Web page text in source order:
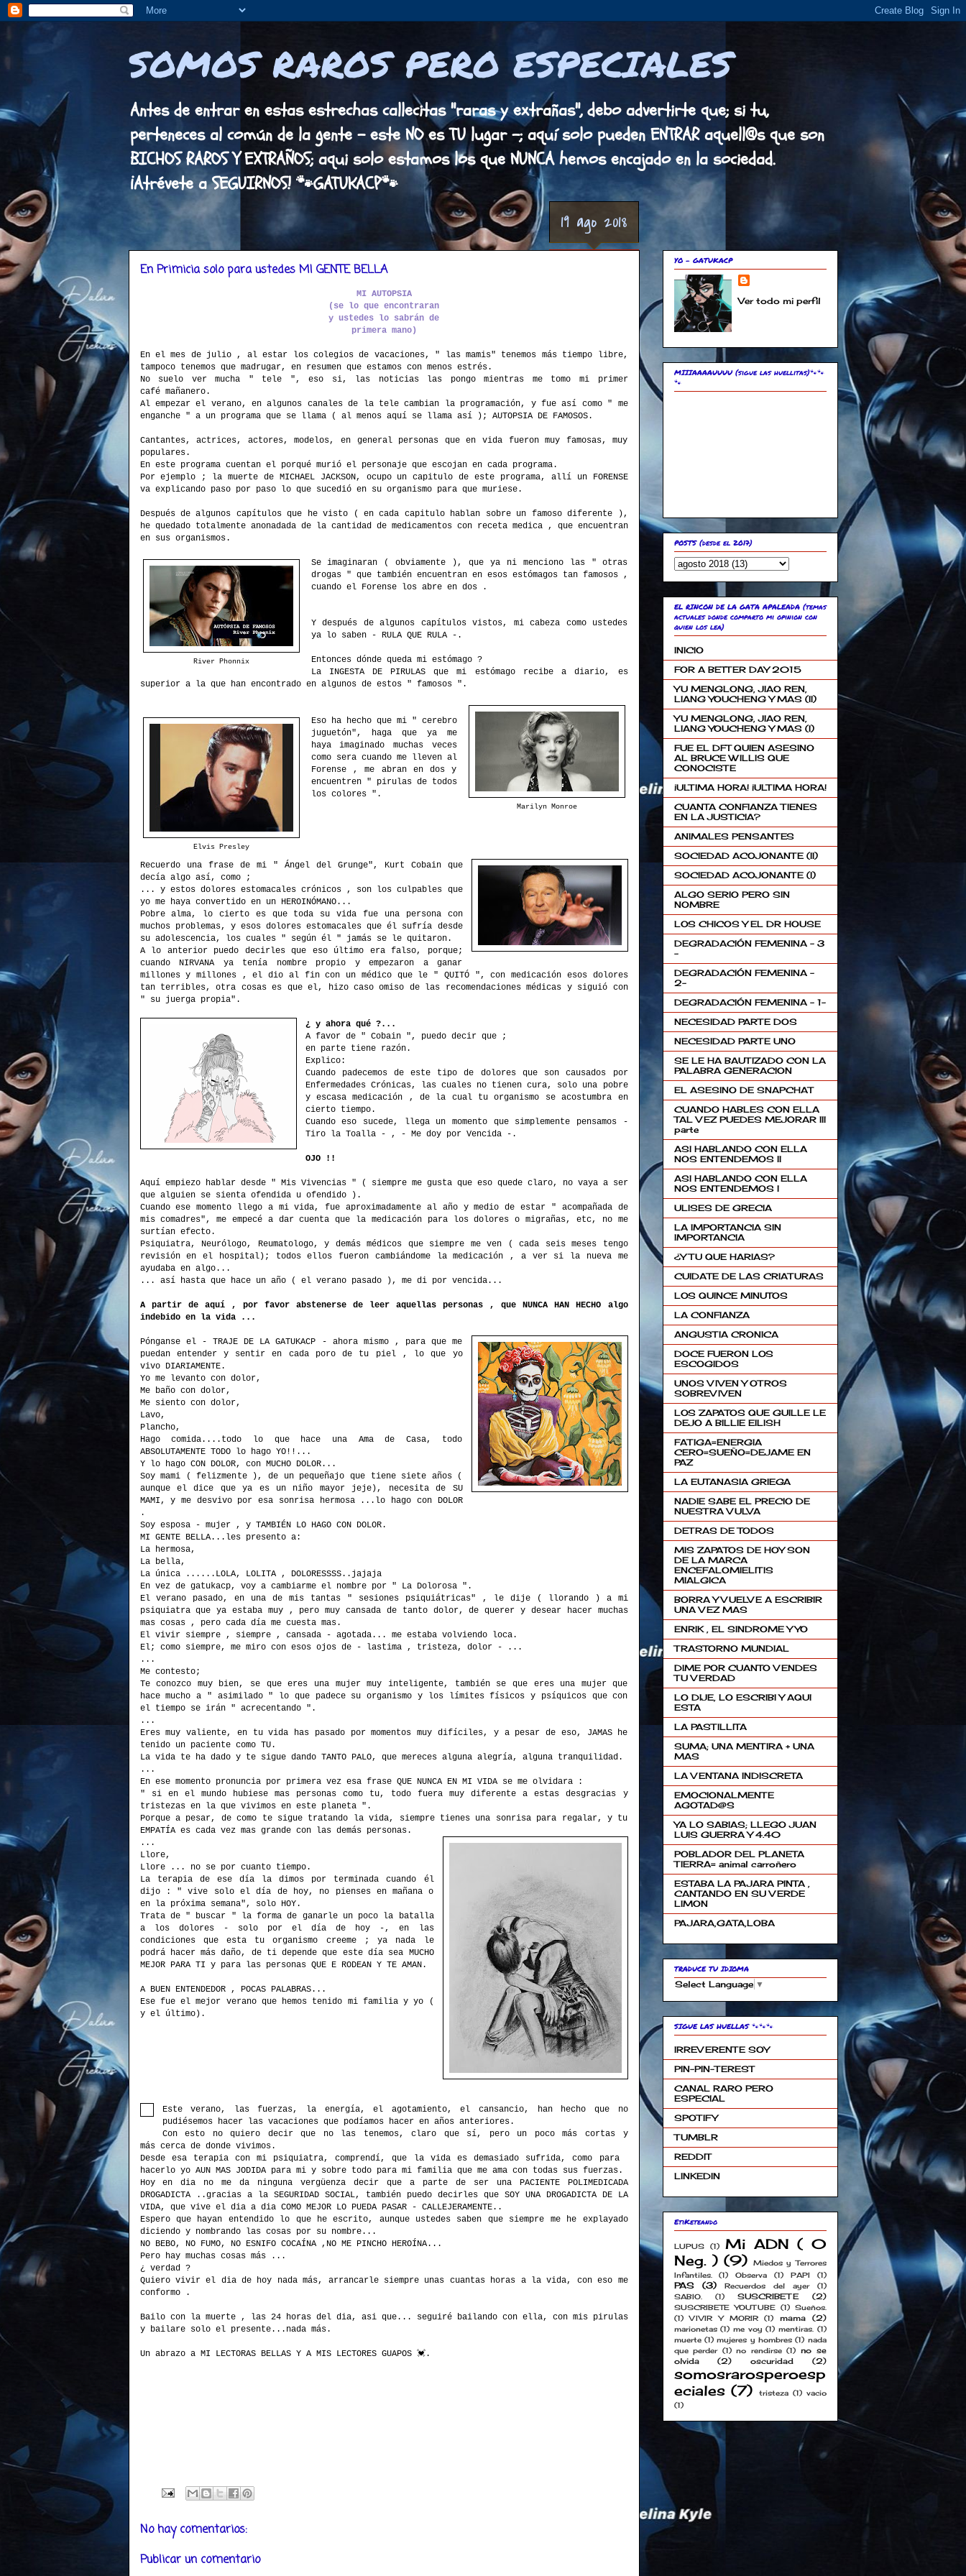
SOMOS RAROS PERO ESPECIALES
Antes de entrar en estas estrechas callecitas "raras y extrañas", debo advertirte que; si tu,
perteneces al común de la gente - este NO es TU lugar -; aquí solo pueden ENTRAR aquell@s que son
BICHOS RAROS Y EXTRAÑOS; aqui solo estamos los que NUNCA hemos encajado en la sociedad.
¡Atrévete a SEGUIRNOS! 🐾GATUKACP🐾
19 ago 2018
En Primicia solo para ustedes MI GENTE BELLA
MI AUTOPSIA
(se lo que encontraran
y ustedes lo sabrán de
primera mano)
En el mes de julio , al estar los colegios de vacaciones, " las mamis" tenemos más tiempo libre,
tampoco tenemos que madrugar, en resumen que estamos con menos estrés.
No suelo ver mucha " tele ", eso si, las noticias las pongo mientras me tomo mi primer
café mañanero.
Al empezar el verano, en algunos canales de la tele cambian la programación, y fue así como " me
enganche " a un programa que se llama ( al menos aquí se llama así ); AUTOPSIA DE FAMOSOS.
Cantantes, actrices, actores, modelos, en general personas que en vida fueron muy famosas, muy
populares.
En este programa cuentan el porqué murió el personaje que escojan en cada programa.
Por ejemplo ; la muerte de MICHAEL JACKSON, ocupo un capitulo de este programa, allí un FORENSE
va explicando paso por paso lo que sucedió en su organismo para que muriese.
Despuésde algunos capítulos que he visto ( en cada capitulo hablan sobre un famoso diferente ),
he quedado totalmente anonadada de la cantidad de medicamentos con receta medica , que encuentran
en sus organismos.
River Phonnix
Se imaginaran ( obviamente ), que ya ni menciono las " otras
drogas " que también encuentran en esos estómagos tan famosos ,
cuando el Forense los abre en dos .
Y después de algunos capítulos vistos, mi cabeza como ustedes
ya lo saben - RULA QUE RULA -.
Entonces dónde queda mi estómago ?
La INGESTA DE PIRULAS que mi estómago recibe a diario, es
superior a la que han encontrado en algunos de estos " famosos ".
Marilyn Monroe
Elvis Presley
Eso ha hecho que mi " cerebro
juguetón", haga que ya me
haya imaginado muchas veces
como sera cuando me lleven al
Forense , me abran en dos y
encuentren " pirulas de todos
los colores ".
Recuerdo una frase de mi " Ángel del Grunge", Kurt Cobain que
decía algo así, como ;
... y estos dolores estomacales crónicos , son los culpables que
yo me haya convertido en un HEROINÓMANO...
Pobre alma, lo cierto es que toda su vida fue una persona con
muchos problemas, y esos dolores estomacales que él sufría desde
su adolescencia, los cuales " según él " jamás se le quitaron.
A lo anterior puedo decirles que eso último era falso, porque;
cuando NIRVANA ya tenía nombre propio y empezaron a ganar
millones y millones , el dio al fin con un médico que le " QUITÓ ", con medicación esos dolores
tan terribles, otra cosas es que el, hizo caso omiso de las recomendaciones médicas y siguió con
" su juerga propia".
¿ y ahora qué ?...
A favor de " Cobain ", puedo decir que ;
en parte tiene razón.
Explico:
Cuando padecemos de este tipo de dolores que son causados por
Enfermedades Crónicas, las cuales no tienen cura, solo una pobre
y escasa medicación , de la cual tu organismo se acostumbra en
cierto tiempo.
Cuando eso sucede, llega un momento que simplemente pensamos -
Tiro la Toalla - , - Me doy por Vencida -.
OJO !!
Aquí empiezo hablar desde " Mis Vivencias " ( siempre me gusta que eso quede claro, no vaya a ser
que alguien se sienta ofendida u ofendido ).
Cuando ese momento llego a mi vida, fue aproximadamente al año y medio de estar " acompañada de
mis comadres", me empecé a dar cuenta que la medicación para los dolores o migrañas, etc, no me
surtían efecto.
Psiquiatra, Neurólogo, Reumatologo, y demás médicos que siempre me ven ( cada seis meses tengo
revisión en el hospital); todos ellos fueron cambiándome la medicación , a ver si la nueva me
ayudaba en algo...
... así hasta que hace un año ( el verano pasado ), me di por vencida...
A partir de aquí , por favor abstenerse de leer aquellas personas , que NUNCA HAN HECHO algo
indebido en la vida ...
Pónganse el - TRAJE DE LA GATUKACP - ahora mismo , para que me
puedan entender y sentir en cada poro de tu piel , lo que yo
vivo DIARIAMENTE.
Yo me levanto con dolor,
Me baño con dolor,
Me siento con dolor,
Lavo,
Plancho,
Hago comida....todo lo que hace una Ama de Casa, todo
ABSOLUTAMENTE TODO lo hago YO!!...
Y lo hago CON DOLOR, con MUCHO DOLOR...
Soy mami ( felizmente ), de un pequeñajo que tiene siete años (
aunque el dice que ya es un niño mayor jeje), necesita de SU
MAMI, y me desvivo por esa sonrisa hermosa ...lo hago con DOLOR
.
Soy esposa - mujer , y TAMBIÉNLO HAGO CON DOLOR.
MI GENTE BELLA...les presento a:
La hermosa,
La bella,
La única ......LOLA, LOLITA , DOLORESSSS..jajaja
En vez de gatukacp, voy a cambiarme el nombre por " La Dolorosa ".
El verano pasado, en una de mis tantas " sesiones psiquiátricas" , le dije ( llorando ) a mi
psiquiatra que ya estaba muy , pero muy cansada de tanto dolor, de querer y desear hacer muchas
mas cosas , pero cada día me cuesta mas.
El vivir siempre , siempre , cansada - agotada... me estaba volviendo loca.
El; como siempre, me miro con esos ojos de - lastima , tristeza, dolor - ...
...
Me contesto;
Te conozco muy bien, se que eres una mujer muy inteligente, también se que eres una mujer que
hace mucho a " asimilado " lo que padece su organismo y los límites físicos y psíquicos que con
el tiempo se irán " acrecentando ".
...
Eres muy valiente, en tu vida has pasado por momentos muy difíciles, y a pesar de eso, JAMAS he
tenido un paciente como TU.
La vida te ha dado y te sigue dando TANTO PALO, que mereces alguna alegría, alguna tranquilidad.
...
En ese momento pronuncia por primera vez esa frase QUE NUNCA EN MI VIDA se me olvidara :
" si en el mundo hubiese mas personas como tu, todo fuera muy diferente a estas desgracias y
tristezas en la que vivimos en este planeta ".
Porque a pesar, de como te sigue tratando la vida, siempre tienes una sonrisa para regalar, y tu
EMPATÍA es cada vez mas grande con las demás personas.
...
Llore,
Llore ... no se por cuanto tiempo.
La terapia de ese día la dimos por terminada cuando él
dijo : " vive solo el día de hoy, no pienses en mañana o
en la próxima semana", solo HOY.
Trata de " buscar " la forma de ganarle un poco la batalla
a los dolores - solo por el día de hoy -, en las
condiciones que esta tu organismo creeme ; ya nada le
podrá hacer más daño, de ti depende que este día sea MUCHO
MEJOR PARA TI y para las personas QUE E RODEAN Y TE AMAN.
A BUEN ENTENDEDOR , POCAS PALABRAS...
Ese fue el mejor verano que hemos tenido mi familia y yo (
y el último).
Este verano, las fuerzas, la energía, el agotamiento, el cansancio, han hecho que no
pudiésemos hacer las vacaciones que podíamos hacer en años anteriores.
Con esto no quiero decir que no las tenemos, claro que sí, pero un poco más cortas y
más cerca de donde vivimos.
Desde esa terapia con mi psiquiatra, comprendí, que la vida es demasiado sufrida, como para
hacerlo yo AUN MAS JODIDA para mi y sobre todo para mi familia que me ama con todas sus fuerzas.
Hoy en dia no me da ninguna vergüenza decir que a parte de ser una PACIENTE POLIMEDICADA
DROGADICTA ..gracias a la SEGURIDAD SOCIAL, también puedo decirles que SOY UNA DROGADICTA DE LA
VIDA, que vive el dia a dia COMO MEJOR LO PUEDA PASAR - CALLEJERAMENTE..
Espero que hayan entendido lo que he escrito, aunque ustedes saben que siempre me he explayado
diciendo y nombrando las cosas por su nombre...
NO BEBO, NO FUMO, NO ESNIFO COCAÍNA ,NO ME PINCHO HEROÍNA...
Pero hay muchas cosas más ...
¿ verdad ?
Quiero vivir el dia de hoy nada más, arrancarle siempre unas cuantas horas a la vida, con eso me
conformo .
Bailo con la muerte , las 24 horas del dia, asi que... seguiré bailando con ella, con mis pirulas
y bailare solo el presente...nada más.
Un abrazo a MI LECTORAS BELLAS Y A MIS LECTORES GUAPOS 💓.
No hay comentarios:
Publicar un comentario
YO - GATUKACP
Ver todo mi perfil
MIIIAAAAUUUU (sigue las huellitas)🐾🐾
🐾
POSTS (desde el 2017)
EL RINCON DE LA GATA APALEADA (temas
actuales donde comparto mi opinion con
quien los lea)
INICIO
FOR A BETTER DAY 2015
YU MENGLONG, JIAO REN,
LIANG YOUCHENG Y MAS (II)
YU MENGLONG, JIAO REN,
LIANG YOUCHENG Y MAS (I)
FUE EL DFT QUIEN ASESINO
AL BRUCE WILLIS QUE
CONOCISTE
¡ULTIMA HORA! ¡ULTIMA HORA!
CUANTA CONFIANZA TIENES
EN LA JUSTICIA?
ANIMALES PENSANTES
SOCIEDAD ACOJONANTE (II)
SOCIEDAD ACOJONANTE (I)
ALGO SERIO PERO SIN
NOMBRE
LOS CHICOS Y EL DR HOUSE
DEGRADACIÓN FEMENINA - 3
-
DEGRADACIÓN FEMENINA -
2-
DEGRADACIÓN FEMENINA - 1-
NECESIDAD PARTE DOS
NECESIDAD PARTE UNO
SE LE HA BAUTIZADO CON LA
PALABRA GENERACION
EL ASESINO DE SNAPCHAT
CUANDO HABLES CON ELLA
TAL VEZ PUEDES MEJORAR III
parte
ASI HABLANDO CON ELLA
NOS ENTENDEMOS II
ASI HABLANDO CON ELLA
NOS ENTENDEMOS I
ULISES DE GRECIA
LA IMPORTANCIA SIN
IMPORTANCIA
¿Y TU QUE HARIAS?
CUIDATE DE LAS CRIATURAS
LOS QUINCE MINUTOS
LA CONFIANZA
ANGUSTIA CRONICA
DOCE FUERON LOS
ESCOGIDOS
UNOS VIVEN Y OTROS
SOBREVIVEN
LOS ZAPATOS QUE GUILLE LE
DEJO A BILLIE EILISH
FATIGA=ENERGIA
CERO=SUEÑO=DEJAME EN
PAZ
LA EUTANASIA GRIEGA
NADIE SABE EL PRECIO DE
NUESTRA VULVA
DETRAS DE TODOS
MIS ZAPATOS DE HOY SON
DE LA MARCA
ENCEFALOMIELITIS
MIALGICA
BORRA Y VUELVE A ESCRIBIR
UNA VEZ MAS
ENRIK , EL SINDROME Y YO
TRASTORNO MUNDIAL
DIME POR CUANTO VENDES
TU VERDAD
LO DIJE, LO ESCRIBI Y AQUI
ESTA
LA PASTILLITA
SUMA; UNA MENTIRA + UNA
MAS
LA VENTANA INDISCRETA
EMOCIONALMENTE
AGOTAD@S
YA LO SABIAS; LLEGO JUAN
LUIS GUERRA Y 4.40
POBLADOR DEL PLANETA
TIERRA= animal carroñero
ESTABA LA PAJARA PINTA ,
CANTANDO EN SU VERDE
LIMON
PAJARA,GATA,LOBA
TRADUCE TU IDIOMA
Select Language ▼
SIGUE LAS HUELLAS 🐾🐾🐾
IRREVERENTE SOY
PIN-PIN-TEREST
CANAL RARO PERO
ESPECIAL
SPOTIFY
TUMBLR
REDDIT
LINKEDIN
EtiKeteando
LUPUS (1)
Mi ADN ( 0
Neg. ) (9)
Miedos y Terrores
Infantiles.
(1) Observa (1) PAPI (1)
PAS (3) Recuerdos del ayer
(1)
SABIO.
(1) SUSCRIBETE (2)
SUSCRIBETE YOUTUBE (1)
Sueños.
(1)
VIVIR Y MORIR (1) mama (2)
marionetas (1) me voy (1) mentiras.
(1)
muerte (1) mujeres y hombres (1) nada
que perder
(1) no rendirse (1)
no se
olvida
(2) oscuridad (2)
somosrarosperoesp
eciales (7) tristeza (1) vacio
(1)